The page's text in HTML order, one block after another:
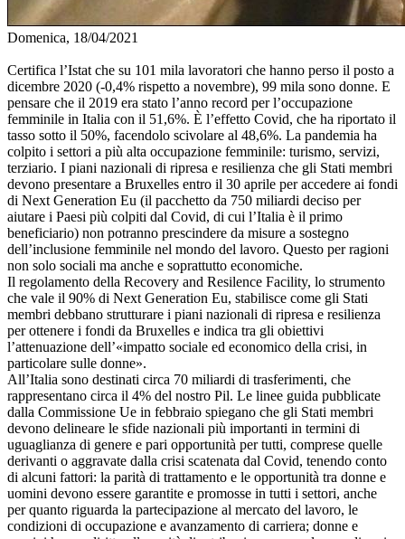
Domenica, 18/04/2021
Certifica l’Istat che su 101 mila lavoratori che hanno perso il posto a
dicembre 2020 (-0,4% rispetto a novembre), 99 mila sono donne. E
pensare che il 2019 era stato l’anno record per l’occupazione
femminile in Italia con il 51,6%. È l’effetto Covid, che ha riportato il
tasso sotto il 50%, facendolo scivolare al 48,6%. La pandemia ha
colpito i settori a più alta occupazione femminile: turismo, servizi,
terziario. I piani nazionali di ripresa e resilienza che gli Stati membri
devono presentare a Bruxelles entro il 30 aprile per accedere ai fondi
di Next Generation Eu (il pacchetto da 750 miliardi deciso per
aiutare i Paesi più colpiti dal Covid, di cui l’Italia è il primo
beneficiario) non potranno prescindere da misure a sostegno
dell’inclusione femminile nel mondo del lavoro. Questo per ragioni
non solo sociali ma anche e soprattutto economiche.
Il regolamento della Recovery and Resilence Facility, lo strumento
che vale il 90% di Next Generation Eu, stabilisce come gli Stati
membri debbano strutturare i piani nazionali di ripresa e resilienza
per ottenere i fondi da Bruxelles e indica tra gli obiettivi
l’attenuazione dell’«impatto sociale ed economico della crisi, in
particolare sulle donne».
All’Italia sono destinati circa 70 miliardi di trasferimenti, che
rappresentano circa il 4% del nostro Pil. Le linee guida pubblicate
dalla Commissione Ue in febbraio spiegano che gli Stati membri
devono delineare le sfide nazionali più importanti in termini di
uguaglianza di genere e pari opportunità per tutti, comprese quelle
derivanti o aggravate dalla crisi scatenata dal Covid, tenendo conto
di alcuni fattori: la parità di trattamento e le opportunità tra donne e
uomini devono essere garantite e promosse in tutti i settori, anche
per quanto riguarda la partecipazione al mercato del lavoro, le
condizioni di occupazione e avanzamento di carriera; donne e